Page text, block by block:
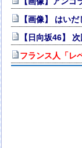
【画像】 はい
【日向坂46】
フランス人「レ